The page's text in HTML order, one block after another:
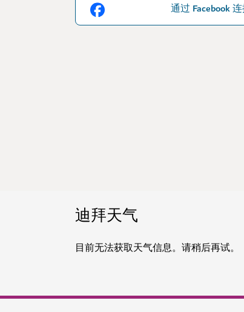
通过 Facebook
迪拜天气
目前无法获取天气信息。请稍后再试。